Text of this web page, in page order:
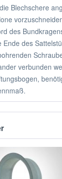
Blechschere
des
Ende des
verbunden